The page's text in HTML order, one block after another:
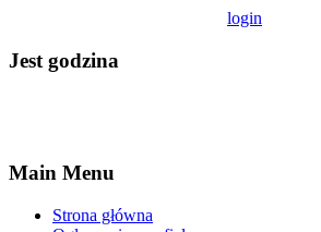
login
Jest godzina
Main Menu
Strona główna